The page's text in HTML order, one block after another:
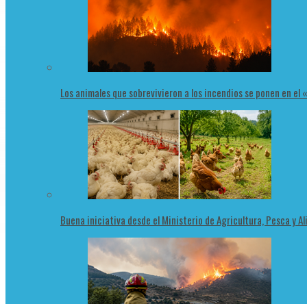
Los animales que sobrevivieron a los incendios se ponen en
Buena iniciativa desde el Ministerio de Agricultura, Pesca y